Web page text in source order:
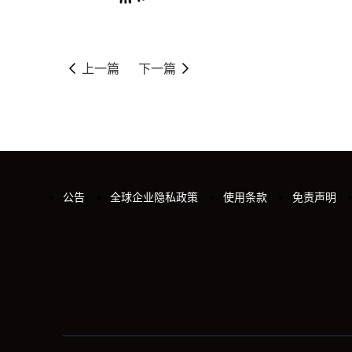
上一篇 下一篇
公告 全球企业隐私政策 使用条款 免责声明